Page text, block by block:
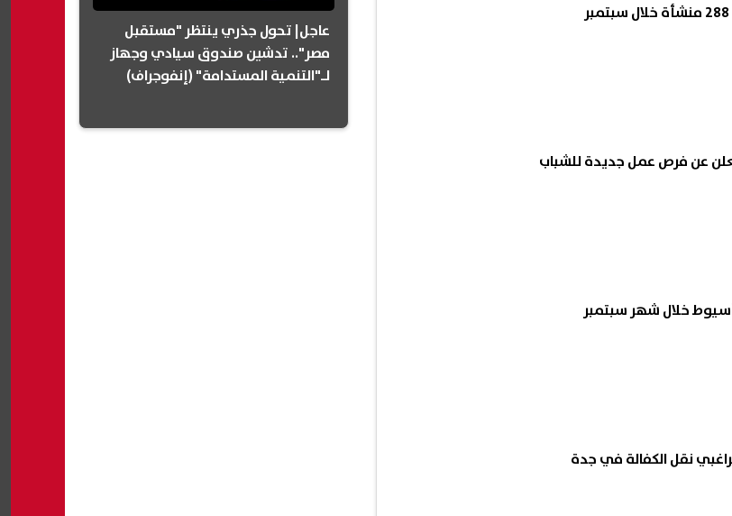
عاجل| تحول جذري ينتظر "مستقبل
مصر".. تدشين صندوق سيادي وجهاز
لـ"التنمية المستدامة" (إنفوجراف)